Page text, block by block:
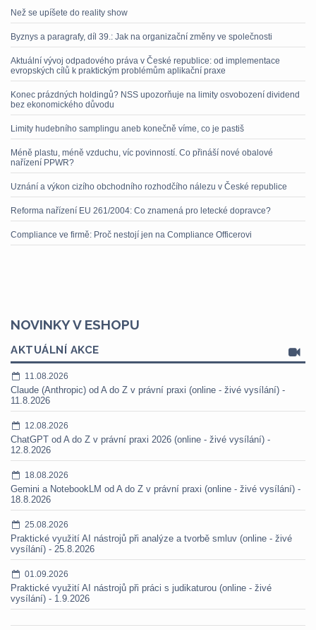
Než se upíšete do reality show
Byznys a paragrafy, díl 39.: Jak na organizační změny ve společnosti
Aktuální vývoj odpadového práva v České republice: od implementace
evropských cílů k praktickým problémům aplikační praxe
Konec prázdných holdingů? NSS upozorňuje na limity osvobození dividend
bez ekonomického důvodu
Limity hudebního samplingu aneb konečně víme, co je pastiš
Méně plastu, méně vzduchu, víc povinností. Co přináší nové obalové
nařízení PPWR?
Uznání a výkon cizího obchodního rozhodčího nálezu v České republice
Reforma nařízení EU 261/2004: Co znamená pro letecké dopravce?
Compliance ve firmě: Proč nestojí jen na Compliance Officerovi
NOVINKY V ESHOPU
AKTUÁLNÍ AKCE
11.08.2026
Claude (Anthropic) od A do Z v právní praxi (online - živé vysílání) -
11.8.2026
12.08.2026
ChatGPT od A do Z v právní praxi 2026 (online - živé vysílání) -
12.8.2026
18.08.2026
Gemini a NotebookLM od A do Z v právní praxi (online - živé vysílání) -
18.8.2026
25.08.2026
Praktické využití AI nástrojů při analýze a tvorbě smluv (online - živé
vysílání) - 25.8.2026
01.09.2026
Praktické využití AI nástrojů při práci s judikaturou (online - živé
vysílání) - 1.9.2026